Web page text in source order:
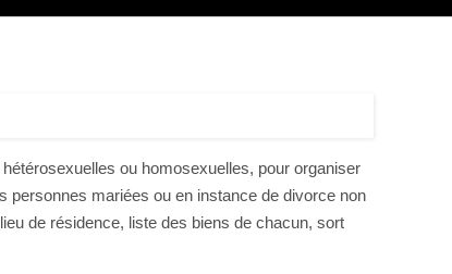
ou homosexuelles, pour organiser
personnes mariées ou en instance de divorce non
de résidence, liste des biens de chacun, sort